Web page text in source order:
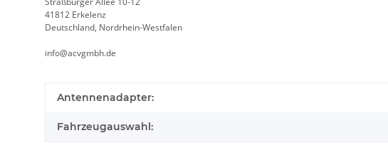
41812 Erkelenz
Deutschland, Nordrhein-Westfalen
info@acvgmbh.de
Antennenadapter:
Fahrzeugauswahl: